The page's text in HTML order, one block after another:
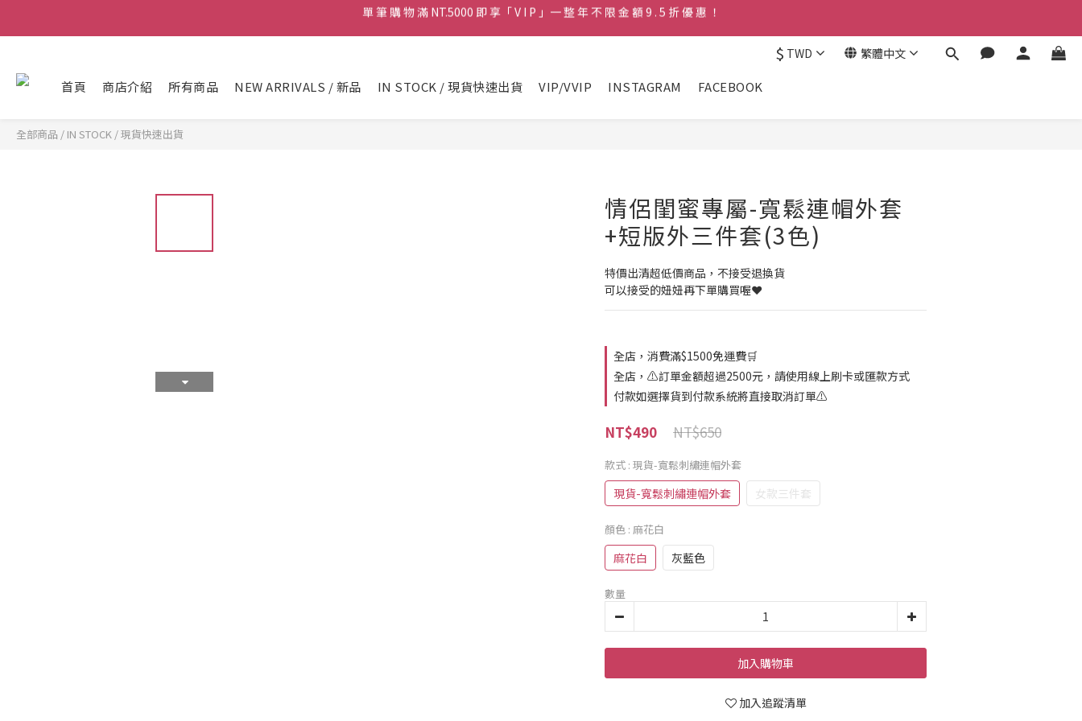
♡ 官 網 訂 單 滿 NT.1500 即 享 免 運 費 🚚💨 ♡
♡ 官 網 訂 單 滿 NT.1500 即 享 免 運 費 🚚💨 ♡
單 筆 購 物 滿 NT.5000 即 享「 V I P 」一 整 年 不 限 金 額 9 . 5 折 優 惠 ！
$ TWD 繁體中文
首頁 商店介紹 所有商品 NEW ARRIVALS / 新品 IN STOCK / 現貨快速出貨 VIP/VVIP INSTAGRAM FACEBOOK
全部商品 / IN STOCK / 現貨快速出貨
情侶閨蜜專屬-寬鬆連帽外套
+短版外三件套(3色)
特價出清超低價商品，不接受退換貨
可以接受的妞妞再下單購買喔❤️
全店，消費滿$1500免運費🛒
全店，⚠️訂單金額超過2500元，請使用線上刷卡或匯款方式
付款如選擇貨到付款系統將直接取消訂單⚠️
NT$650
NT$490
款式 : 現貨-寬鬆刺繡連帽外套
現貨-寬鬆刺繡連帽外套 女款三件套
顏色 : 麻花白
麻花白 灰藍色
數量
加入購物車
加入追蹤清單